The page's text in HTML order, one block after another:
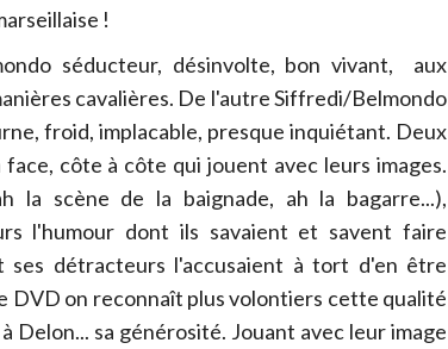
!
séducteur, désinvolte, bon vivant, aux
cavalières. De l'autre Siffredi/Belmondo
froid, implacable, presque inquiétant. Deux
côte à côte qui jouent avec leurs images.
la scène de la baignade, ah la bagarre...),
l'humour dont ils savaient et savent faire
ses détracteurs l'accusaient à tort d'en être
DVD on reconnaît plus volontiers cette qualité
Delon... sa générosité. Jouant avec leur image